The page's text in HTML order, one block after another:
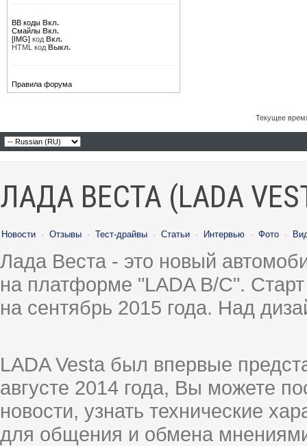
BB коды Вкл.
Смайлы Вкл.
[IMG] код Вкл.
HTML код Выкл.
Правила форума
Текущее
ЛАДА ВЕСТА (LADA
Новости · Отзывы · Тест-драйвы · Статьи · Интервью · Фото ·
Лада Веста - это новый
на платформе "LADA B/C".
на сентябрь 2015 года. Над
LADA Vesta был впервые
августе 2014 года, Вы можете
новости, узнать технические
для общения и обмена